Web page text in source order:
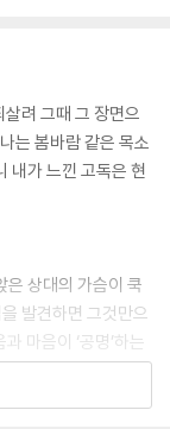
려 그때 그 장면으
는 봄바람 같은 목소
내가 느낀 고독은 현
은 상대의 가슴이 쿡
발견하면 그것만으
마음이 ‘공명’하는